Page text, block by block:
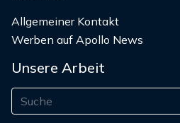
Allgemeiner Kontakt
Werben auf Apollo News
Unsere Arbeit